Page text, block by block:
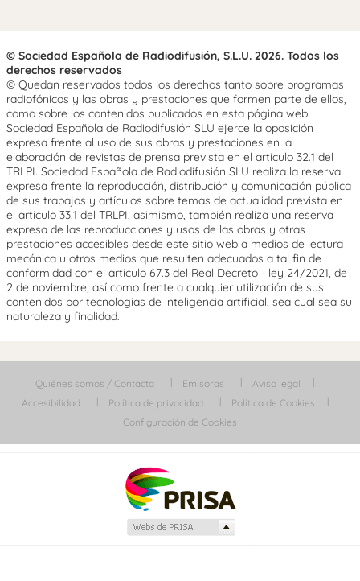
© Sociedad Española de Radiodifusión, S.L.U. 2026. Todos los
derechos reservados
© Quedan reservados todos los derechos tanto sobre programas
radiofónicos y las obras y prestaciones que formen parte de ellos,
como sobre los contenidos publicados en esta página web.
Sociedad Española de Radiodifusión SLU ejerce la oposición
expresa frente al uso de sus obras y prestaciones en la
elaboración de revistas de prensa prevista en el artículo 32.1 del
TRLPI. Sociedad Española de Radiodifusión SLU realiza la reserva
expresa frente la reproducción, distribución y comunicación pública
de sus trabajos y artículos sobre temas de actualidad prevista en
el artículo 33.1 del TRLPI, asimismo, también realiza una reserva
expresa de las reproducciones y usos de las obras y otras
prestaciones accesibles desde este sitio web a medios de lectura
mecánica u otros medios que resulten adecuados a tal fin de
conformidad con el artículo 67.3 del Real Decreto - ley 24/2021, de
2 de noviembre, así como frente a cualquier utilización de sus
contenidos por tecnologías de inteligencia artificial, sea cual sea su
naturaleza y finalidad.
Quiénes somos / Contacta Emisoras
Aviso legal
Accesibilidad
Política de privacidad
Política de Cookies
Configuración de Cookies